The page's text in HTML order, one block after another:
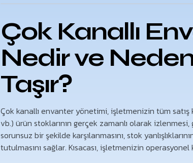
Çok Kanallı
Nedir ve
Taşır?
Çok kanallı envanter yönetimi, işletmenizin tüm
vb.) ürün stoklarının gerçek zamanlı olarak
sorunsuz bir şekilde karşılanmasını, stok
tutulmasını sağlar. Kısacası, işletmenizin